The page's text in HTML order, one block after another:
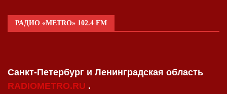
РАДИО «METRO» 102.4 FM
Санкт-Петербург и Ленинградская область
RADIOMETRO.RU .